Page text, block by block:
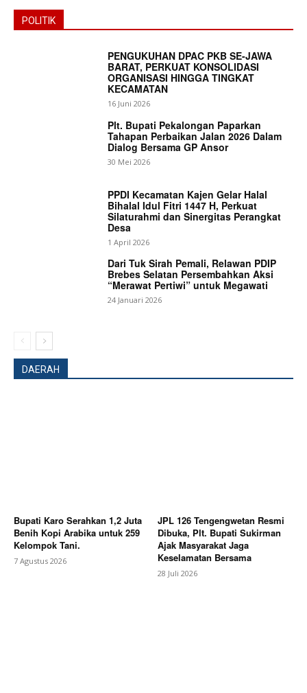
POLITIK
PENGUKUHAN DPAC PKB SE-JAWA
BARAT, PERKUAT KONSOLIDASI
ORGANISASI HINGGA TINGKAT
KECAMATAN
16 Juni 2026
Plt. Bupati Pekalongan Paparkan
Tahapan Perbaikan Jalan 2026 Dalam
Dialog Bersama GP Ansor
30 Mei 2026
PPDI Kecamatan Kajen Gelar Halal
Bihalal Idul Fitri 1447 H, Perkuat
Silaturahmi dan Sinergitas Perangkat
Desa
1 April 2026
Dari Tuk Sirah Pemali, Relawan PDIP
Brebes Selatan Persembahkan Aksi
“Merawat Pertiwi” untuk Megawati
24 Januari 2026
DAERAH
Bupati Karo Serahkan 1,2 Juta
Benih Kopi Arabika untuk 259
Kelompok Tani.
7 Agustus 2026
JPL 126 Tengengwetan Resmi
Dibuka, Plt. Bupati Sukirman
Ajak Masyarakat Jaga
Keselamatan Bersama
28 Juli 2026